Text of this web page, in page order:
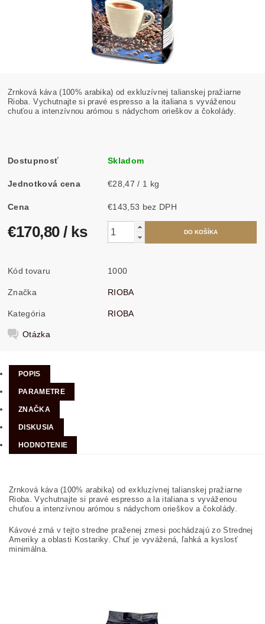
Zrnková káva (100% arabika) od exkluzívnej talianskej pražiarne
Rioba. Vychutnajte si pravé espresso a la italiana s vyváženou
chuťou a intenzívnou arómou s nádychom orieškov a čokolády.
Dostupnosť Skladom
Jednotková cena €28,47 / 1 kg
Cena €143,53 bez DPH
€170,80/ ks
Kód tovaru 1000
Značka RIOBA
Kategória RIOBA
Otázka
POPIS
PARAMETRE
ZNAČKA
DISKUSIA
HODNOTENIE
Zrnková káva (100% arabika) od exkluzívnej talianskej pražiarne
Rioba. Vychutnajte si pravé espresso a la italiana s vyváženou
chuťou a intenzívnou arómou s nádychom orieškov a čokolády.
Kávové zrná v tejto stredne praženej zmesi pochádzajú zo Strednej
Ameriky a oblasti Kostariky. Chuť je vyvážená, ľahká a kyslosť
minimálna.